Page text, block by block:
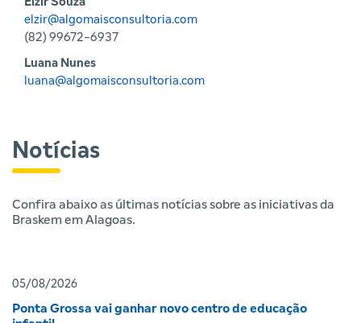
elzir@algomaisconsultoria.com
(82) 99672-6937
Luana Nunes
luana@algomaisconsultoria.com
Notícias
Confira abaixo as últimas notícias sobre as iniciativas da
Braskem em Alagoas.
05/08/2026
Ponta Grossa vai ganhar novo centro de educação